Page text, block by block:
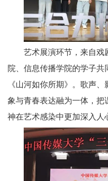
艺术展演环节，来自戏
院、信息传播学院的学子
《山河如你所期》。歌声
象与青春表达融为一体，
神在艺术感染中更加深入人